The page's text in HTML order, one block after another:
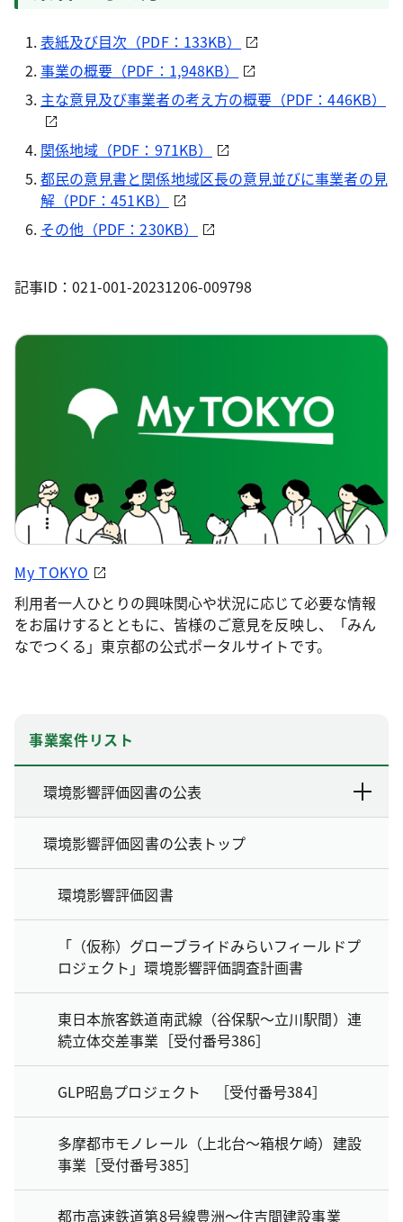
表紙及び目次（PDF：133KB）
事業の概要（PDF：1,948KB）
主な意見及び事業者の考え方の概要（PDF：446KB）
関係地域（PDF：971KB）
都民の意見書と関係地域区長の意見並びに事業者の見
解（PDF：451KB）
その他（PDF：230KB）
記事ID：021-001-20231206-009798
My TOKYO
利用者一人ひとりの興味関心や状況に応じて必要な情報
をお届けするとともに、皆様のご意見を反映し、「みん
なでつくる」東京都の公式ポータルサイトです。
事業案件リスト
環境影響評価図書の公表
環境影響評価図書の公表トップ
環境影響評価図書
「（仮称）グローブライドみらいフィールドプ
ロジェクト」環境影響評価調査計画書
東日本旅客鉄道南武線（谷保駅～立川駅間）連
続立体交差事業［受付番号386］
GLP昭島プロジェクト ［受付番号384］
多摩都市モノレール（上北台～箱根ケ崎）建設
事業［受付番号385］
都市高速鉄道第8号線豊洲～住吉間建設事業